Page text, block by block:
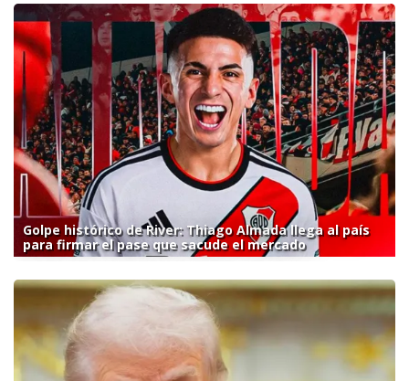
Golpe histórico de River: Thiago Almada llega al país
para firmar el pase que sacude el mercado